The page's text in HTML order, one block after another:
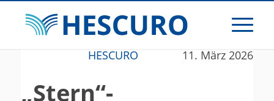
HESCURO 11. März 2026
„Stern“-